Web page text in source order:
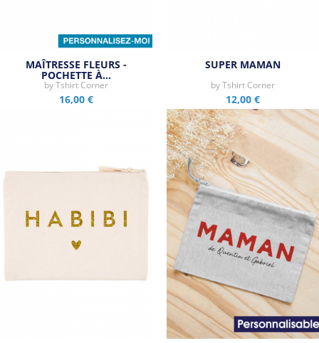
MAÎTRESSE FLEURS -
POCHETTE À…
byTshirt Corner
16,00 €
SUPER MAMAN
byTshirt Corner
12,00 €